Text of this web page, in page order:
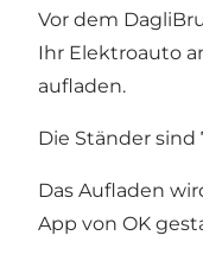
Vor dem
Ihr Elektroauto
aufladen.
Die Ständer sind
Das Aufladen
App von OK